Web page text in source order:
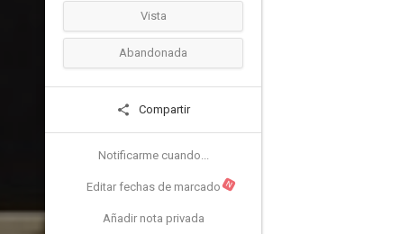
Vista
Abandonada
Compartir
Notificarme cuando...
Editar fechas de marcado N
Añadir nota privada